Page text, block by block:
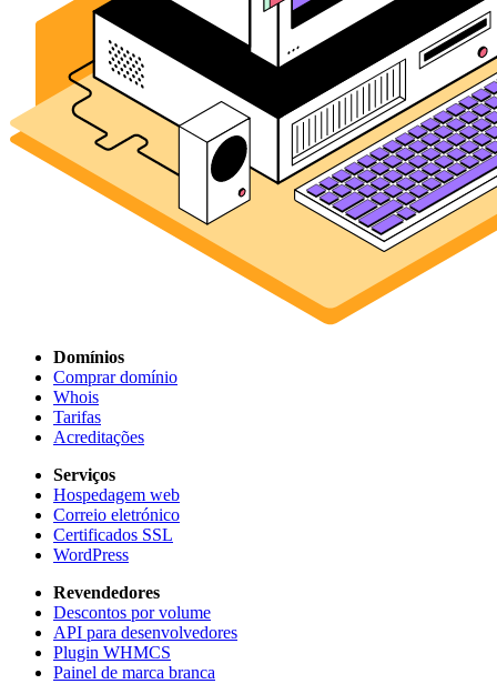
Domínios
Comprar domínio
Whois
Tarifas
Acreditações
Serviços
Hospedagem web
Correio eletrónico
Certificados SSL
WordPress
Revendedores
Descontos por volume
API para desenvolvedores
Plugin WHMCS
Painel de marca branca